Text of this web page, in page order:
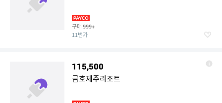
구매 999+
11번가
115,500
금호제주리조트